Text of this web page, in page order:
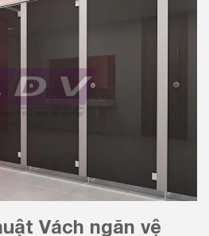
Vách ngăn vệ